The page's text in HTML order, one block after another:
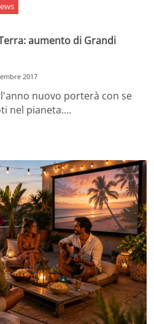
aumento di Grandi
2017
nuovo porterà con se
nel pianeta.…